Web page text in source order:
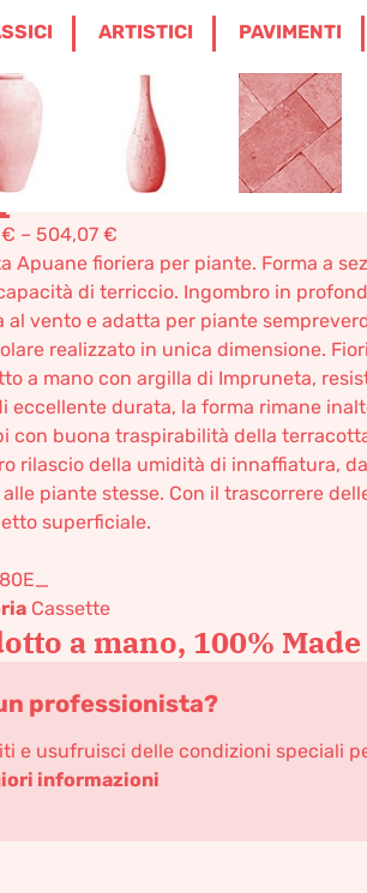
ARTISTICI PAVIMENTI
APUANE TERRACOTTA
Apuane
€ – 504,07 €
Apuane fioriera per piante. Forma a
di terriccio. Ingombro in
al vento e adatta per piante
realizzato in unica dimensione.
a mano con argilla di Impruneta,
eccellente durata, la forma rimane
con buona traspirabilità della
rilascio della umidità di innaffiatura,
piante stesse. Con il trascorrere
superficiale.
Cassette
a mano, 100%
professionista?
e usufruisci delle condizioni speciali
informazioni